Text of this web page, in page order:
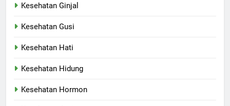
Kesehatan Ginjal
Kesehatan Gusi
Kesehatan Hati
Kesehatan Hidung
Kesehatan Hormon